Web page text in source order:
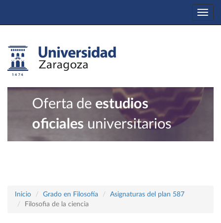
Oferta de estudios
oficiales universitarios
Inicio Grado en Filosofía
Asignaturas del plan 587
Filosofia de la ciencia